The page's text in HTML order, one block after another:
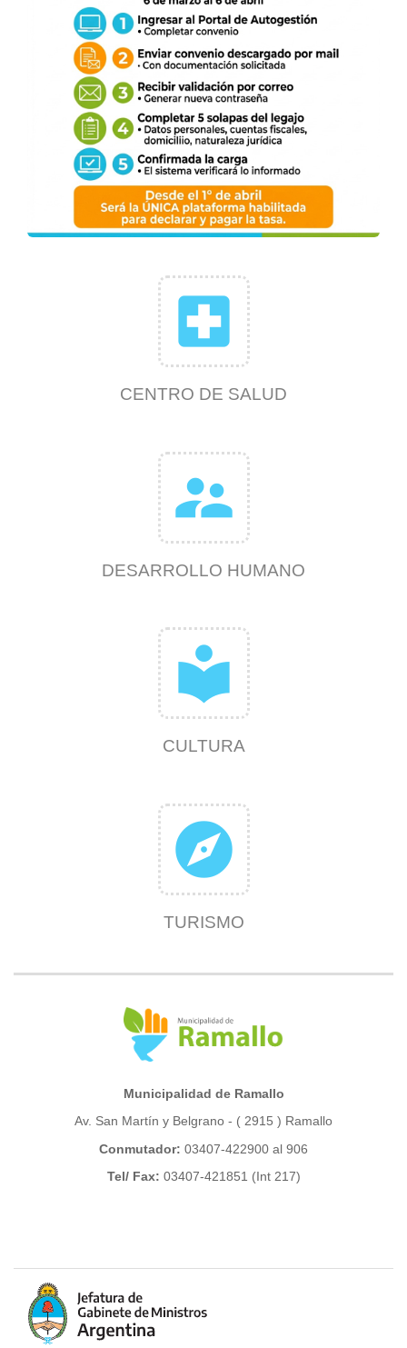
local_hospital
CENTRO DE SALUD
supervisor_account
DESARROLLO HUMANO
local_library
CULTURA
explore
TURISMO
Municipalidad de Ramallo
Av. San Martín y Belgrano - ( 2915 ) Ramallo
Conmutador: 03407-422900 al 906
Tel/ Fax: 03407-421851 (Int 217)